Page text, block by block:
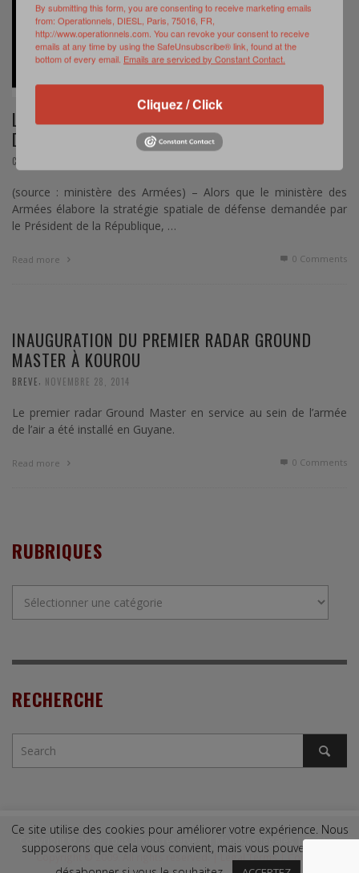
LANCEMENT DU PREMIER SATELLITE
D’OBSERVATION CSO LE 18 DÉCEMBRE
COMMUNIQUÉ
(source : ministère des Armées) – Alors que le ministère des
Armées élabore la stratégie spatiale de défense demandée par
le Président de la République, …
Read more 0 Comments
INAUGURATION DU PREMIER RADAR GROUND
MASTER À KOUROU
BREVE NOVEMBRE 28, 2014
Le premier radar Ground Master en service au sein de l’armée
de l’air a été installé en Guyane.
Read more 0 Comments
RUBRIQUES
RECHERCHE
Copyright © 2009. Tous droits réservés. | Mentions légales |Contact
Copyright © 2009. All rights reserved. |
Legal Terms
Ce site utilise des cookies pour améliorer votre expérience. Nous
supposerons que cela vous convient, mais vous pouvez vous
By submitting this form, you are consenting to receive marketing emails
from: Operationnels, DIESL, Paris, 75016, FR,
http://www.operationnels.com. You can revoke your consent to receive
emails at any time by using the SafeUnsubscribe® link, found at the
bottom of every email. Emails are serviced by Constant Contact.
Cliquez / Click